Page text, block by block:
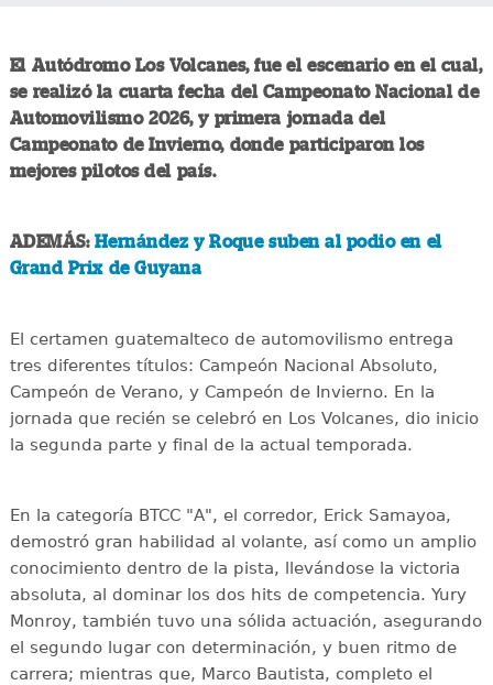
El Autódromo Los Volcanes, fue el escenario en el cual,
se realizó la cuarta fecha del Campeonato Nacional de
Automovilismo 2026, y primera jornada del
Campeonato de Invierno, donde participaron los
mejores pilotos del país.
ADEMÁS: Hernández y Roque suben al podio en el
Grand Prix de Guyana
El certamen guatemalteco de automovilismo entrega
tres diferentes títulos: Campeón Nacional Absoluto,
Campeón de Verano, y Campeón de Invierno. En la
jornada que recién se celebró en Los Volcanes, dio inicio
la segunda parte y final de la actual temporada.
En la categoría BTCC "A", el corredor, Erick Samayoa,
demostró gran habilidad al volante, así como un amplio
conocimiento dentro de la pista, llevándose la victoria
absoluta, al dominar los dos hits de competencia. Yury
Monroy, también tuvo una sólida actuación, asegurando
el segundo lugar con determinación, y buen ritmo de
carrera; mientras que, Marco Bautista, completo el